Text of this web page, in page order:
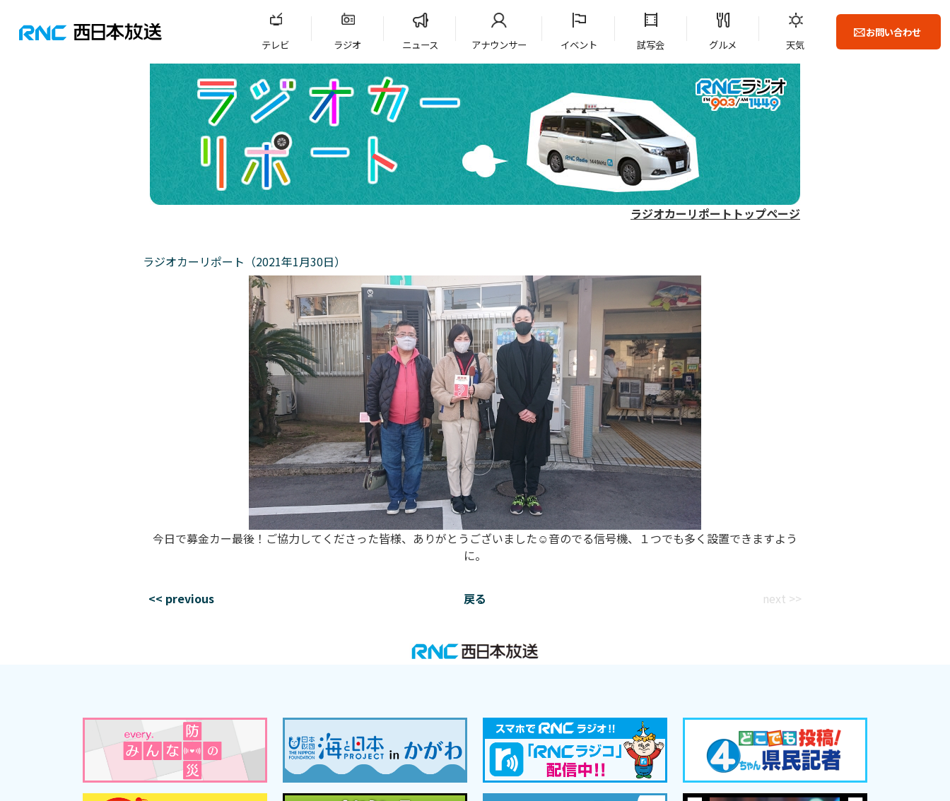
テレビ ラジオ ニュース アナウンサー イベント 試写会 グルメ 天気
お問い合わせ
ラジオカーリポートトップページ
ラジオカーリポート（2021年1月30日）
今日で募金カー最後！ご協力してくださった皆様、ありがとうございました☺️音のでる信号機、１つでも多く設置できますよう
に。
<< previous 戻る next >>